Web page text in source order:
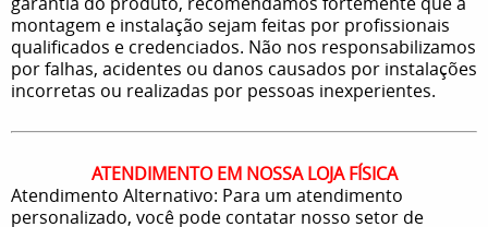
montagem e instalação sejam feitas por profissionais
qualificados e credenciados. Não nos responsabilizamos
por falhas, acidentes ou danos causados por instalações
incorretas ou realizadas por pessoas inexperientes.
ATENDIMENTO EM NOSSA LOJA FÍSICA
Atendimento Alternativo: Para um atendimento
personalizado, você pode contatar nosso setor de